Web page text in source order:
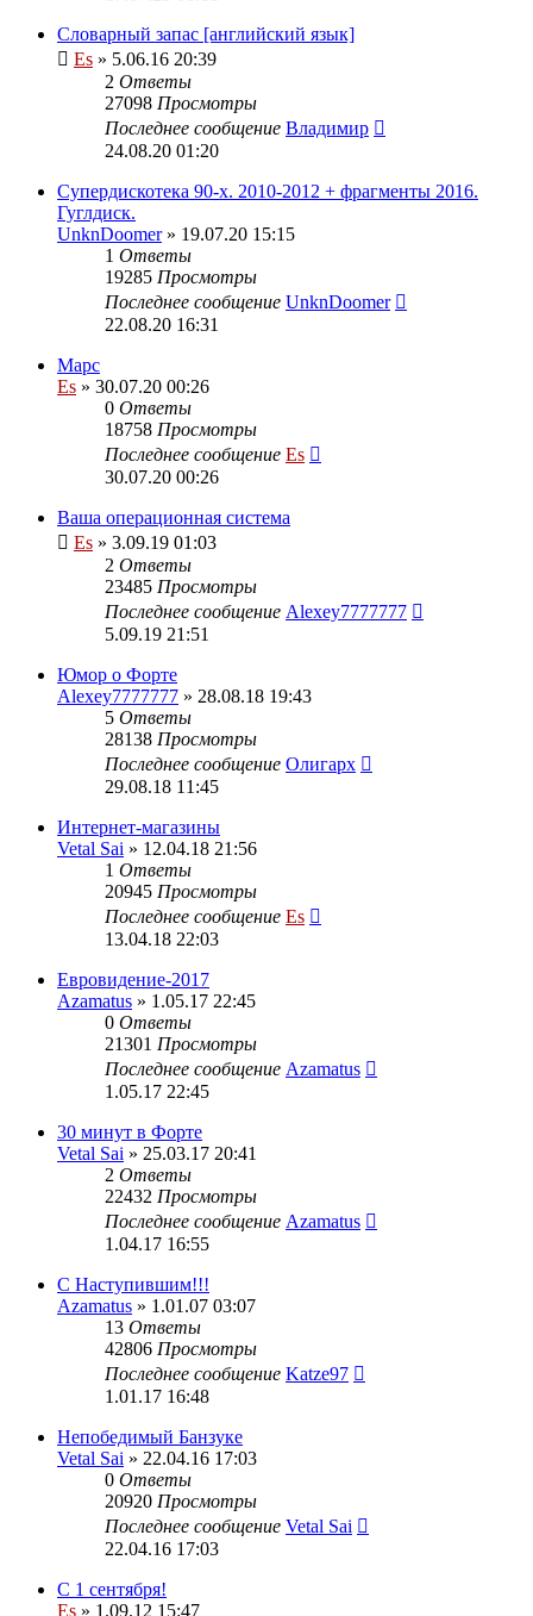
Словарный запас [английский язык]
Es » 5.06.16 20:39
2 Ответы
27098 Просмотры
Последнее сообщение Владимир
24.08.20 01:20
Супердискотека 90-х. 2010-2012 + фрагменты 2016.
Гуглдиск.
UnknDoomer» 19.07.20 15:15
1 Ответы
19285 Просмотры
Последнее сообщение UnknDoomer
22.08.20 16:31
Марс
Es » 30.07.20 00:26
0 Ответы
18758 Просмотры
Последнее сообщение Es
30.07.20 00:26
Ваша операционная система
Es » 3.09.19 01:03
2 Ответы
23485 Просмотры
Последнее сообщение Alexey7777777
5.09.19 21:51
Юмор о Форте
Alexey7777777 » 28.08.18 19:43
5 Ответы
28138 Просмотры
Последнее сообщение Олигарх
29.08.18 11:45
Интернет-магазины
Vetal Sai » 12.04.18 21:56
1 Ответы
20945 Просмотры
Последнее сообщение Es
13.04.18 22:03
Евровидение-2017
Azamatus » 1.05.17 22:45
0 Ответы
21301 Просмотры
Последнее сообщение Azamatus
1.05.17 22:45
30 минут в Форте
Vetal Sai » 25.03.17 20:41
2 Ответы
22432 Просмотры
Последнее сообщение Azamatus
1.04.17 16:55
С Наступившим!!!
Azamatus » 1.01.07 03:07
13 Ответы
42806 Просмотры
Последнее сообщение Katze97
1.01.17 16:48
Непобедимый Банзуке
Vetal Sai » 22.04.16 17:03
0 Ответы
20920 Просмотры
Последнее сообщение Vetal Sai
22.04.16 17:03
С 1 сентября!
Es » 1.09.12 15:47